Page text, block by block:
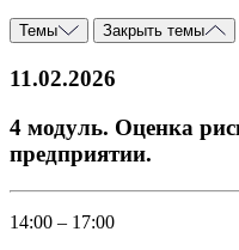
Темы Закрыть темы
11.02.2026
4 модуль. Оценка
предприятии.
14:00 – 17:00